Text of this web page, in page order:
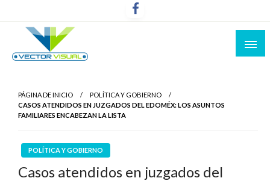
PÁGINA DE INICIO
POLÍTICA Y GOBIERNO
CASOS ATENDIDOS EN JUZGADOS DEL EDOMÉX: LOS ASUNTOS
FAMILIARES ENCABEZAN LA LISTA
POLÍTICA Y GOBIERNO
Casos atendidos en juzgados del